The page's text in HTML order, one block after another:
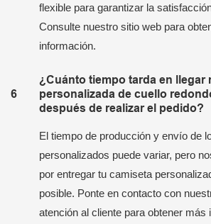
flexible para garantizar la
Consulte nuestro sitio web para
información.
6
¿Cuánto tiempo tarda en llegar
personalizada de cuello
después de realizar el pedido?
El tiempo de producción y envío de
personalizados puede variar, pero
por entregar tu camiseta
posible. Ponte en contacto con
atención al cliente para obtener más